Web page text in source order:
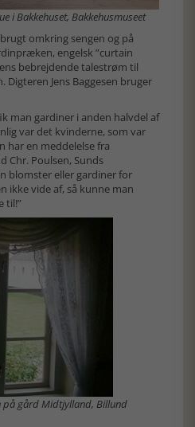
i Bakkehuset, Bakkehusmuseet
omkring sengen og på
engelsk ”curtain
bebrejdende talestrøm til
Jens Baggesen bruger
man gardiner i anden halvdel af
var det kvinderne, som var
har en meddelelse fra
Chr. Poulsen, Sunds
blomster eller gardiner for
ikke vide af, så kunne man
til!”
på gård Midtjylland, Billund